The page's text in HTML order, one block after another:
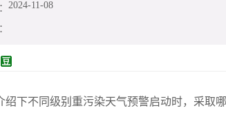
2024-11-08
绍下不同级别重污染天气预警启动时，采取